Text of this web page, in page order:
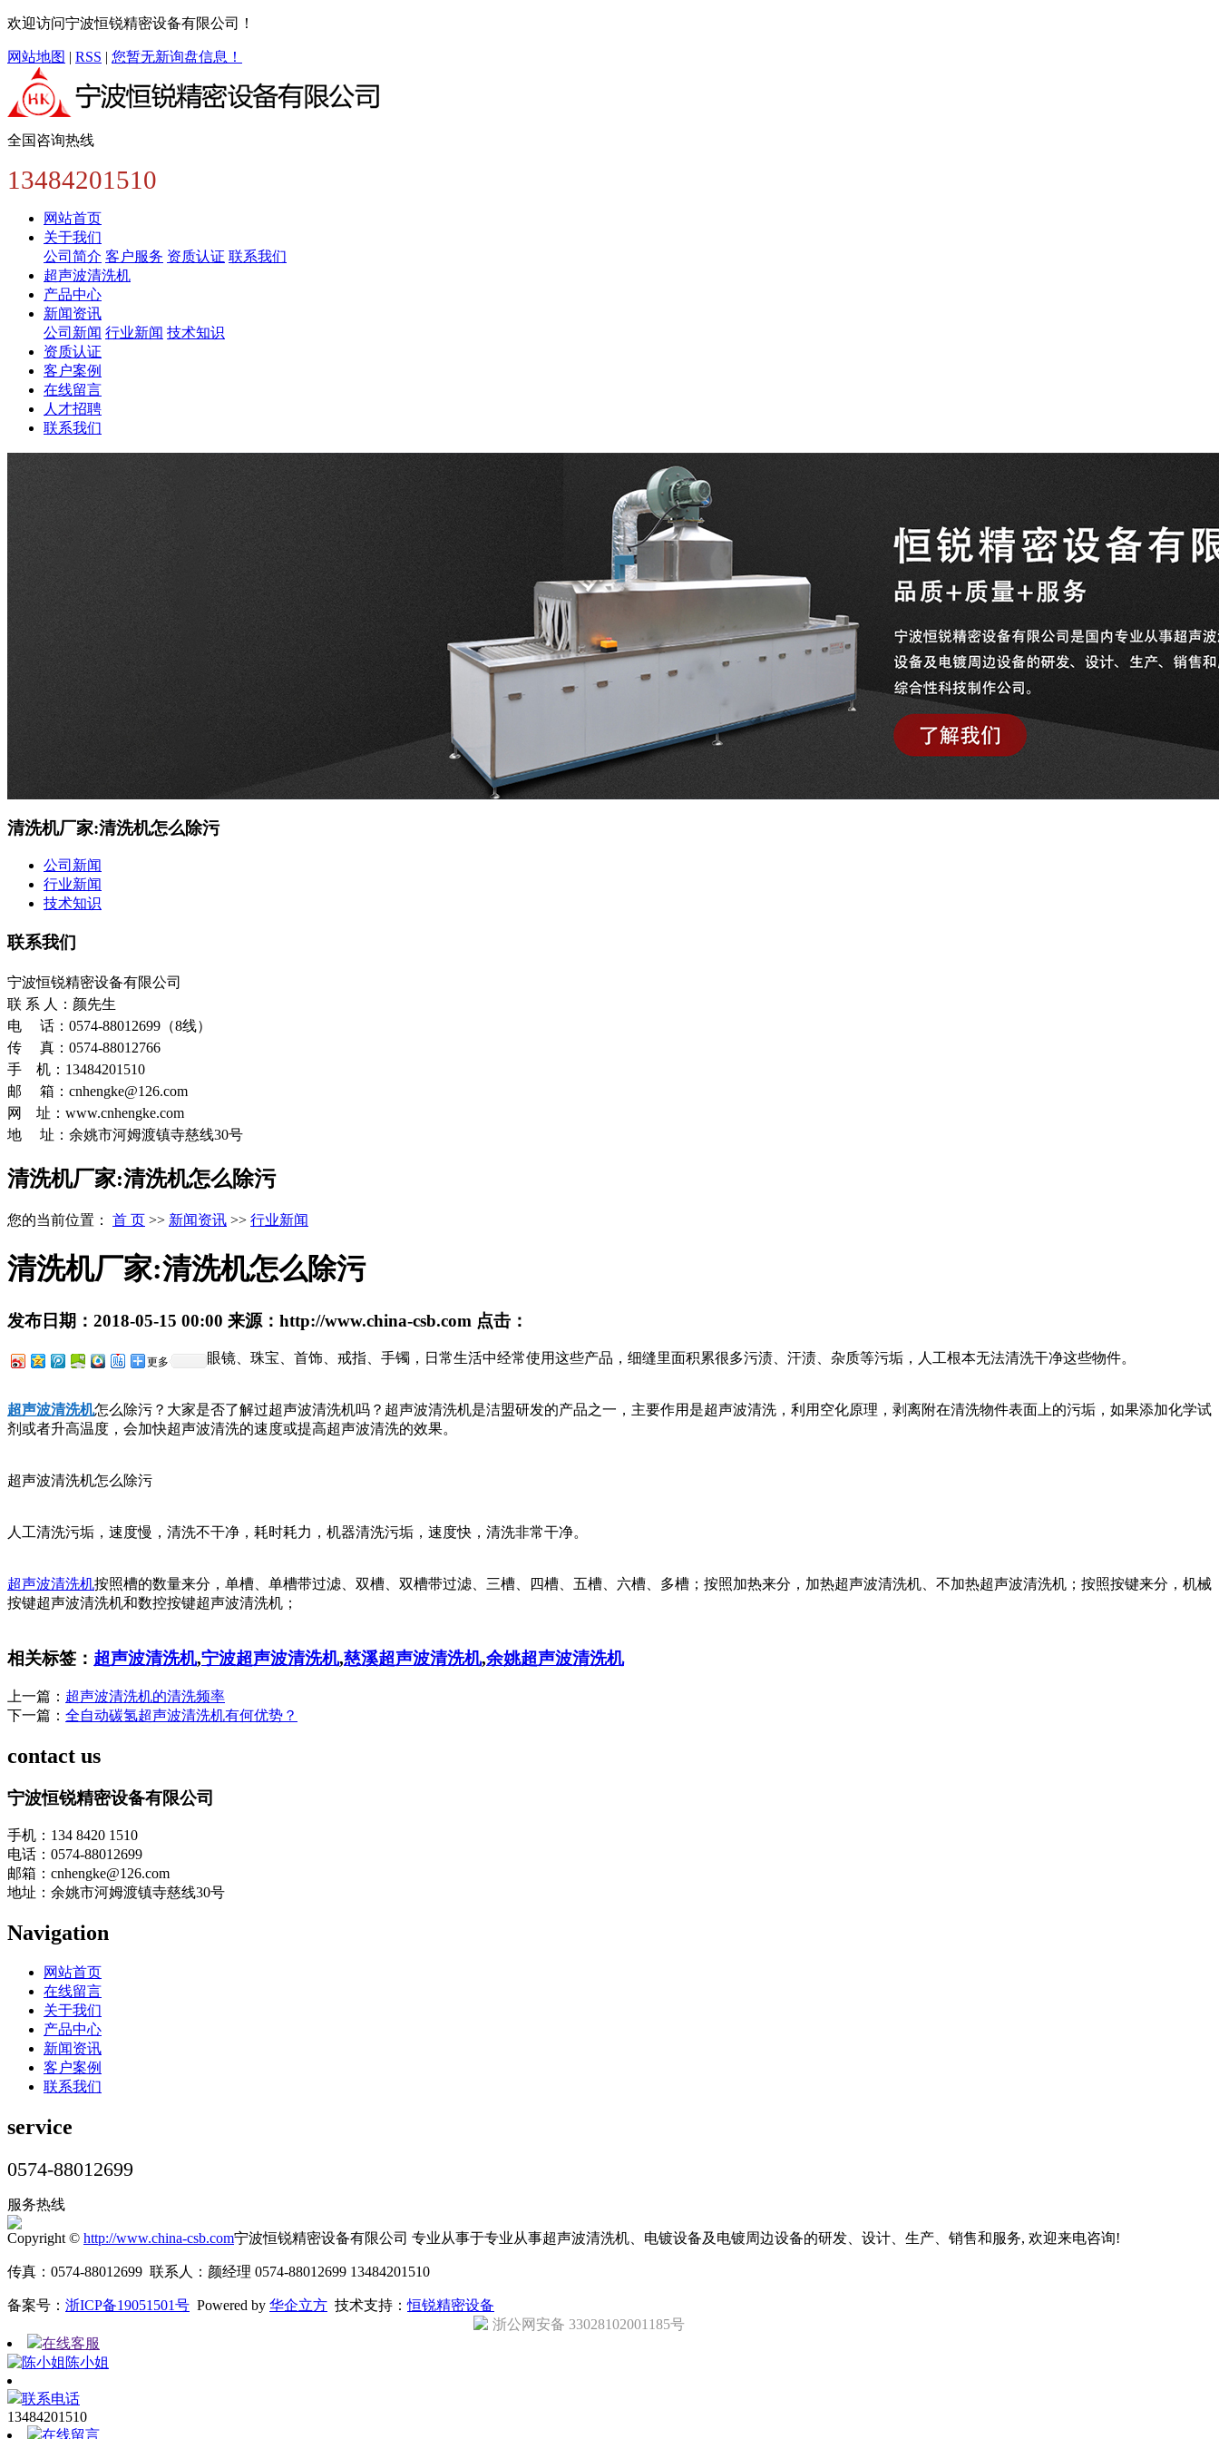
欢迎访问宁波恒锐精密设备有限公司！
网站地图 | RSS | 您暂无新询盘信息！
全国咨询热线
13484201510
网站首页
关于我们
公司简介 客户服务 资质认证 联系我们
超声波清洗机
产品中心
新闻资讯
公司新闻 行业新闻 技术知识
资质认证
客户案例
在线留言
人才招聘
联系我们
清洗机厂家:清洗机怎么除污
公司新闻
行业新闻
技术知识
联系我们
宁波恒锐精密设备有限公司
联 系 人：颜先生
电 话：0574-88012699（8线）
传 真：0574-88012766
手 机：13484201510
邮 箱：cnhengke@126.com
网 址：www.cnhengke.com
地 址：余姚市河姆渡镇寺慈线30号
清洗机厂家:清洗机怎么除污
您的当前位置： 首 页 >> 新闻资讯 >> 行业新闻
清洗机厂家:清洗机怎么除污
发布日期： 2018-05-15 00:00 来源： http://www.china-csb.com 点击：
更多 眼镜、珠宝、首饰、戒指、手镯，日常生活中经常使用这些产品，细缝里面积累很多污渍、汗渍、杂质等污垢，人工根本无法清洗干净这些物件。
超声波清洗机怎么除污？大家是否了解过超声波清洗机吗？超声波清洗机是洁盟研发的产品之一，主要作用是超声波清洗，利用空化原理，剥离附在清洗物件表面上的污垢，如果添加化学试
剂或者升高温度，会加快超声波清洗的速度或提高超声波清洗的效果。
超声波清洗机怎么除污
人工清洗污垢，速度慢，清洗不干净，耗时耗力，机器清洗污垢，速度快，清洗非常干净。
超声波清洗机按照槽的数量来分，单槽、单槽带过滤、双槽、双槽带过滤、三槽、四槽、五槽、六槽、多槽；按照加热来分，加热超声波清洗机、不加热超声波清洗机；按照按键来分，机械
按键超声波清洗机和数控按键超声波清洗机；
相关标签： 超声波清洗机,宁波超声波清洗机,慈溪超声波清洗机,余姚超声波清洗机
上一篇： 超声波清洗机的清洗频率
下一篇： 全自动碳氢超声波清洗机有何优势？
contact us
宁波恒锐精密设备有限公司
手机：134 8420 1510
电话：0574-88012699
邮箱：cnhengke@126.com
地址：余姚市河姆渡镇寺慈线30号
Navigation
网站首页
在线留言
关于我们
产品中心
新闻资讯
客户案例
联系我们
service
0574-88012699
服务热线
Copyright © http://www.china-csb.com宁波恒锐精密设备有限公司 专业从事于专业从事超声波清洗机、电镀设备及电镀周边设备的研发、设计、生产、销售和服务, 欢迎来电咨询!
传真：0574-88012699 联系人：颜经理 0574-88012699 13484201510
备案号： 浙ICP备19051501号 Powered by 华企立方 技术支持：恒锐精密设备
浙公网安备 33028102001185号
在线客服
陈小姐
联系电话
13484201510
在线留言